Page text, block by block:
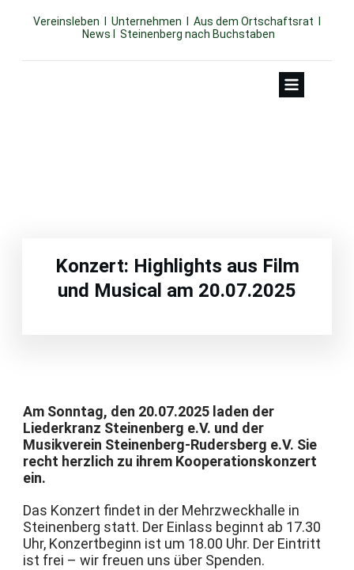
Vereinsleben Unternehmen Aus dem Ortschaftsrat
News
Steinenberg nach Buchstaben
Konzert: Highlights aus Film
und Musical am 20.07.2025
Am Sonntag, den 20.07.2025 laden der
Liederkranz Steinenberg e.V. und der
Musikverein Steinenberg-Rudersberg e.V. Sie
recht herzlich zu ihrem Kooperationskonzert
ein.
Das Konzert findet in der Mehrzweckhalle in
Steinenberg statt. Der Einlass beginnt ab 17.30
Uhr, Konzertbeginn ist um 18.00 Uhr. Der Eintritt
ist frei – wir freuen uns über Spenden.